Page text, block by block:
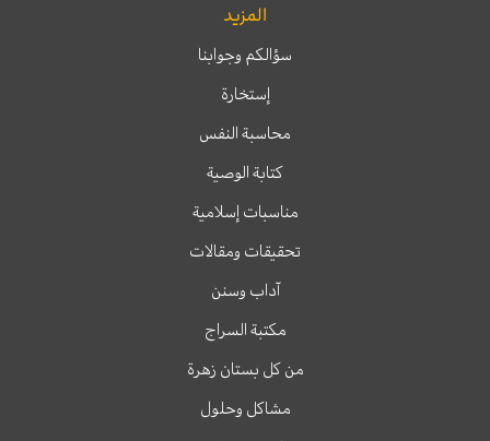
المزيد
سؤالكم وجوابنا
إستخارة
محاسبة النفس
كتابة الوصية
مناسبات إسلامية
تحقيقات ومقالات
آداب وسنن
مكتبة السراج
من كل بستان زهرة
مشاكل وحلول